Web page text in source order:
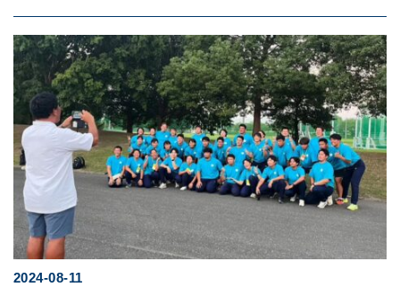
2024-08-11